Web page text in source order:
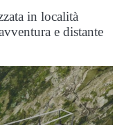
in località
e distante